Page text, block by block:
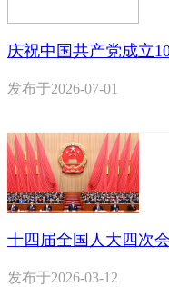
庆祝中国共产党成立
发布于2026-07-01
十四届全国人大四次
发布于2026-03-12